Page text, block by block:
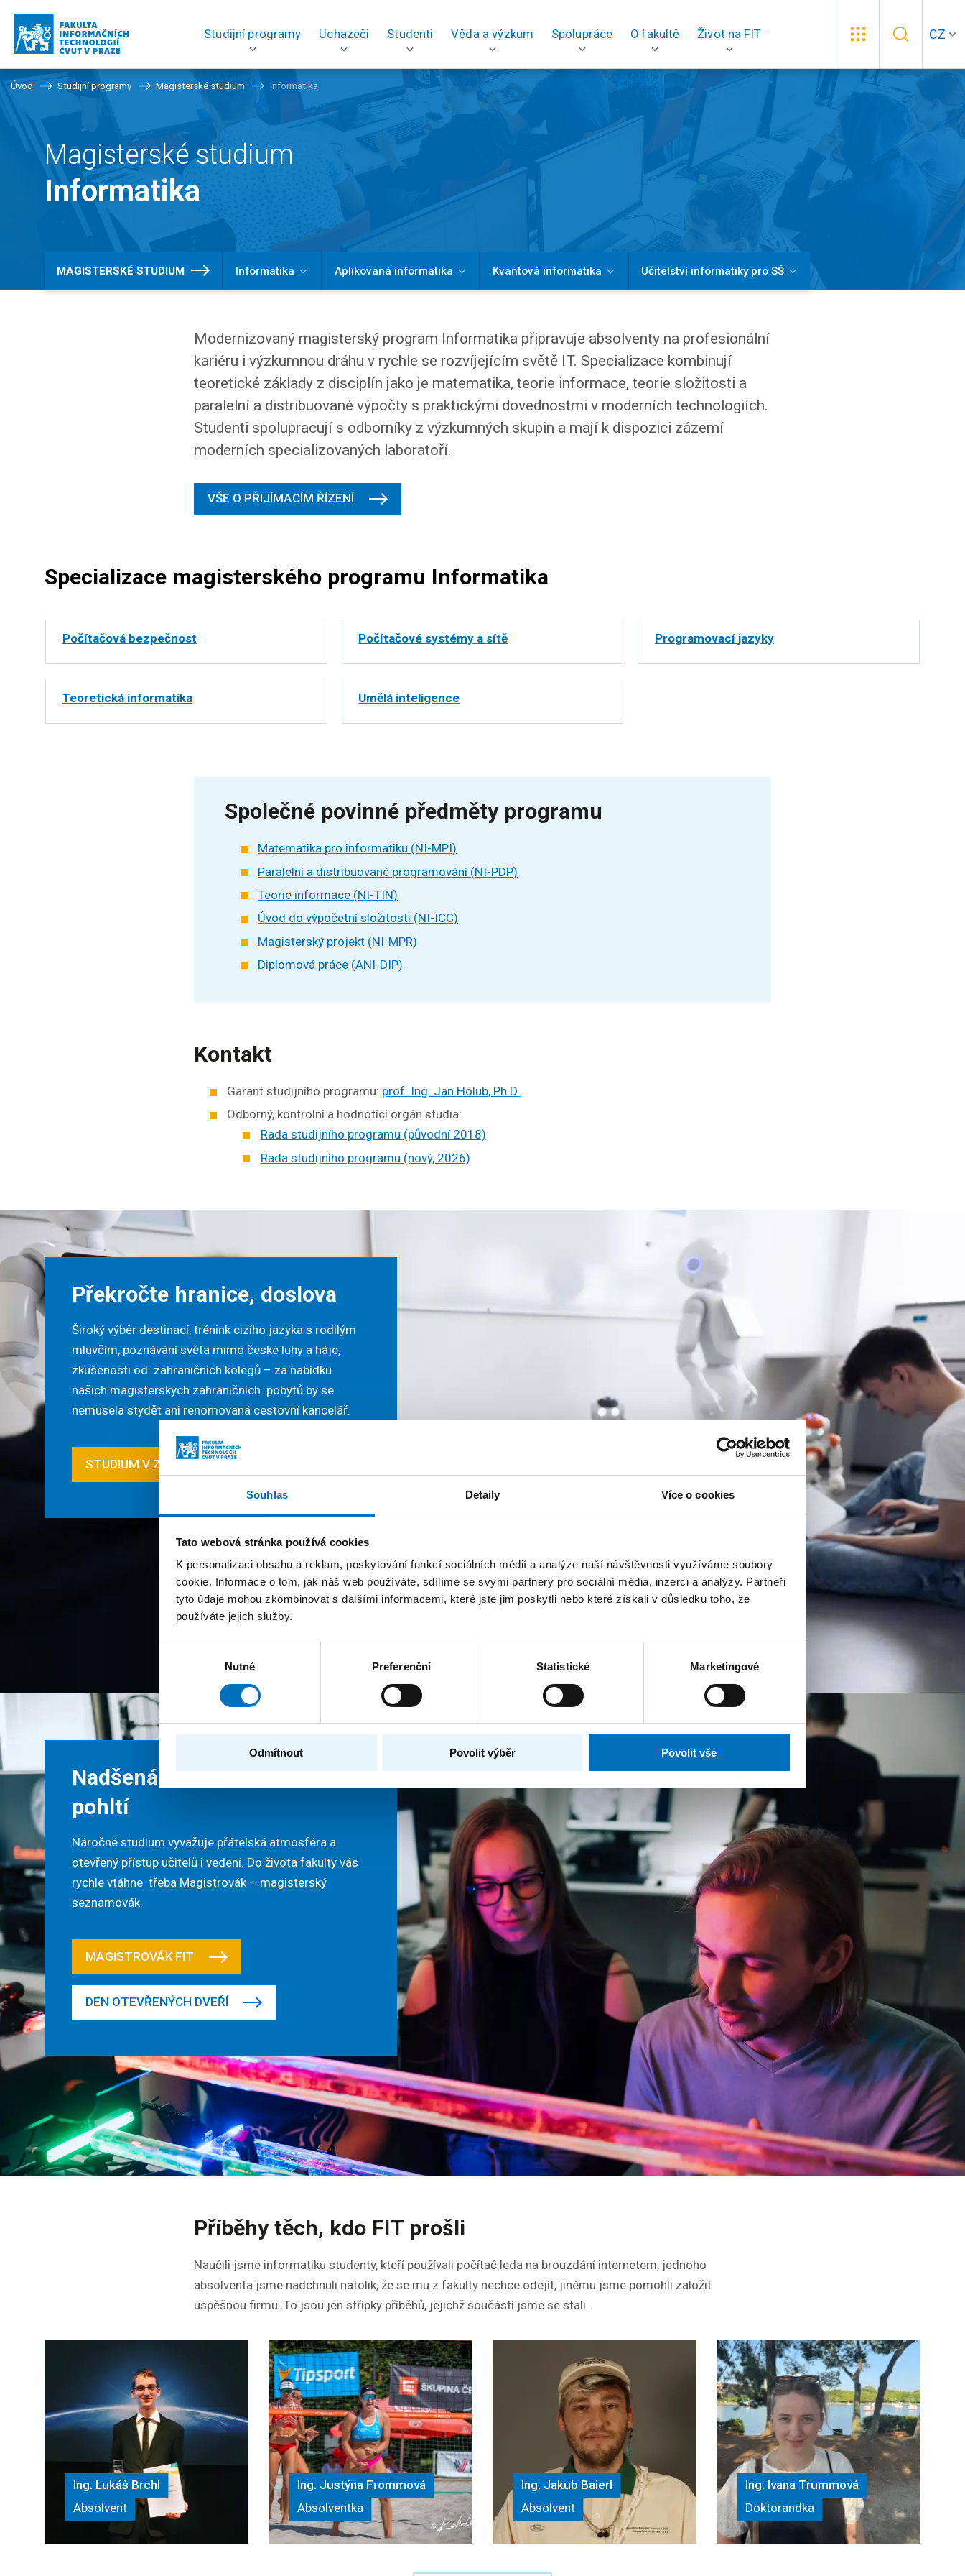
Souhlas Detaily Více o cookies
Tato webová stránka používá cookies
K personalizaci obsahu a reklam, poskytování funkcí sociálních médií a analýze naší návštěvnosti využíváme soubory
cookie. Informace o tom, jak náš web používáte, sdílíme se svými partnery pro sociální média, inzerci a analýzy. Partneři
tyto údaje mohou zkombinovat s dalšími informacemi, které jste jim poskytli nebo které získali v důsledku toho, že
používáte jejich služby.
Nutné Preferenční Statistické Marketingové
Odmítnout Povolit výběr Povolit vše
Studijní programy Uchazeči Studenti Věda a výzkum Spolupráce O fakultě Život na FIT CZ
Úvod Studijní programy Magisterské studium Informatika
Magisterské studium
Informatika
MAGISTERSKÉ STUDIUM Informatika Aplikovaná informatika Kvantová informatika Učitelství informatiky pro SŠ
Modernizovaný magisterský program Informatika připravuje absolventy na profesionální
kariéru i výzkumnou dráhu v rychle se rozvíjejícím světě IT. Specializace kombinují
teoretické základy z disciplín jako je matematika, teorie informace, teorie složitosti a
paralelní a distribuované výpočty s praktickými dovednostmi v moderních technologiích.
Studenti spolupracují s odborníky z výzkumných skupin a mají k dispozici zázemí
moderních specializovaných laboratoří.
VŠE O PŘIJÍMACÍM ŘÍZENÍ
Specializace magisterského programu Informatika
Počítačová bezpečnost Počítačové systémy a sítě Programovací jazyky
Teoretická informatika Umělá inteligence
Společné povinné předměty programu
Matematika pro informatiku (NI-MPI)
Paralelní a distribuované programování (NI-PDP)
Teorie informace (NI-TIN)
Úvod do výpočetní složitosti (NI-ICC)
Magisterský projekt (NI-MPR)
Diplomová práce (ANI-DIP)
Kontakt
Garant studijního programu: prof. Ing. Jan Holub, Ph.D.
Odborný, kontrolní a hodnotící orgán studia:
Rada studijního programu (původní 2018)
Rada studijního programu (nový, 2026)
Překročte hranice, doslova
Široký výběr destinací, trénink cizího jazyka s rodilým
mluvčím, poznávání světa mimo české luhy a háje,
zkušenosti od zahraničních kolegů – za nabídku
našich magisterských zahraničních pobytů by se
nemusela stydět ani renomovaná cestovní kancelář.
STUDIUM V ZAHRANIČÍ
Nadšená komunita, která vás
pohltí
Náročné studium vyvažuje přátelská atmosféra a
otevřený přístup učitelů i vedení. Do života fakulty vás
rychle vtáhne třeba Magistrovák – magisterský
seznamovák.
MAGISTROVÁK FIT
DEN OTEVŘENÝCH DVEŘÍ
Příběhy těch, kdo FIT prošli
Naučili jsme informatiku studenty, kteří používali počítač leda na brouzdání internetem, jednoho
absolventa jsme nadchnuli natolik, že se mu z fakulty nechce odejít, jinému jsme pomohli založit
úspěšnou firmu. To jsou jen střípky příběhů, jejichž součástí jsme se stali.
Ing. Lukáš Brchl
Absolvent
Ing. Justýna Frommová
Absolventka
Ing. Jakub Baierl
Absolvent
Ing. Ivana Trummová
Doktorandka